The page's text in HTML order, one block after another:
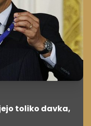
toliko davka,